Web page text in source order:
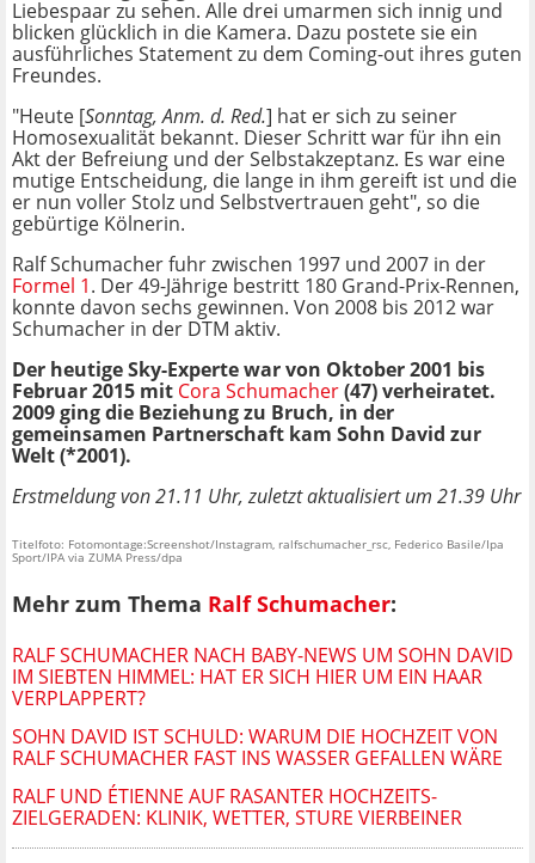
Liebespaar zu sehen. Alle drei umarmen sich innig und
blicken glücklich in die Kamera. Dazu postete sie ein
ausführliches Statement zu dem Coming-out ihres guten
Freundes.
"Heute [Sonntag, Anm. d. Red.] hat er sich zu seiner
Homosexualität bekannt. Dieser Schritt war für ihn ein
Akt der Befreiung und der Selbstakzeptanz. Es war eine
mutige Entscheidung, die lange in ihm gereift ist und die
er nun voller Stolz und Selbstvertrauen geht", so die
gebürtige Kölnerin.
Ralf Schumacher fuhr zwischen 1997 und 2007 in der
Formel 1. Der 49-Jährige bestritt 180 Grand-Prix-Rennen,
konnte davon sechs gewinnen. Von 2008 bis 2012 war
Schumacher in der DTM aktiv.
Der heutige Sky-Experte war von Oktober 2001 bis
Februar 2015 mit Cora Schumacher(47) verheiratet.
2009 ging die Beziehung zu Bruch, in der
gemeinsamen Partnerschaft kam Sohn David zur
Welt (*2001).
Erstmeldung von 21.11 Uhr, zuletzt aktualisiert um 21.39 Uhr
Titelfoto: Fotomontage:Screenshot/Instagram, ralfschumacher_rsc, Federico Basile/Ipa
Sport/IPA via ZUMA Press/dpa
Mehr zum Thema Ralf Schumacher:
RALF SCHUMACHER NACH BABY-NEWS UM SOHN DAVID
IM SIEBTEN HIMMEL: HAT ER SICH HIER UM EIN HAAR
VERPLAPPERT?
SOHN DAVID IST SCHULD: WARUM DIE HOCHZEIT VON
RALF SCHUMACHER FAST INS WASSER GEFALLEN WÄRE
RALF UND ÉTIENNE AUF RASANTER HOCHZEITS-
ZIELGERADEN: KLINIK, WETTER, STURE VIERBEINER